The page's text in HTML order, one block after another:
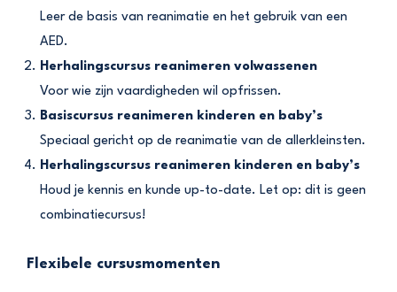
Leer de basis van reanimatie en het gebruik van een
AED.
Herhalingscursus reanimeren volwassenen
Voor wie zijn vaardigheden wil opfrissen.
Basiscursus reanimeren kinderen en baby’s
Speciaal gericht op de reanimatie van de allerkleinsten.
Herhalingscursus reanimeren kinderen en baby’s
Houd je kennis en kunde up-to-date. Let op: dit is geen
combinatiecursus!
Flexibele cursusmomenten